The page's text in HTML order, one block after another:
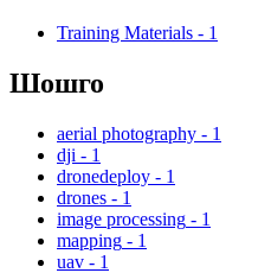
Training Materials - 1
Шошго
aerial photography - 1
dji - 1
dronedeploy - 1
drones - 1
image processing - 1
mapping - 1
uav - 1